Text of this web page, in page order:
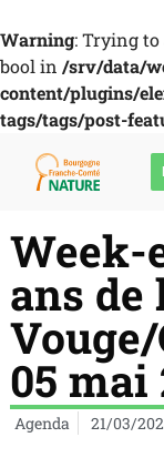
Warning: Trying to
bool in /srv/data/
content/plugins/
tags/tags/post-
Week-
ans de
05 mai
Agenda 21/03/